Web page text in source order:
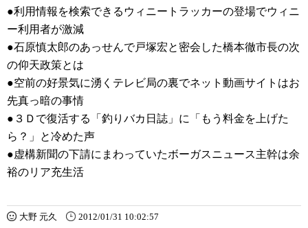
●利用情報を検索できるウィニートラッカーの登場でウィニ
ー利用者が激減
●石原慎太郎のあっせんで戸塚宏と密会した橋本徹市長の次
の仰天政策とは
●空前の好景気に湧くテレビ局の裏でネット動画サイトはお
先真っ暗の事情
●３Ｄで復活する「釣りバカ日誌」に「もう料金を上げた
ら？」と冷めた声
●虚構新聞の下請にまわっていたボーガスニュース主幹は余
裕のリア充生活
大野 元久 2012/01/31 10:02:57